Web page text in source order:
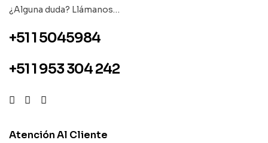
¿Alguna duda? Llámanos…
+51 1 5045984
+51 1 953 304 242
Atención Al Cliente